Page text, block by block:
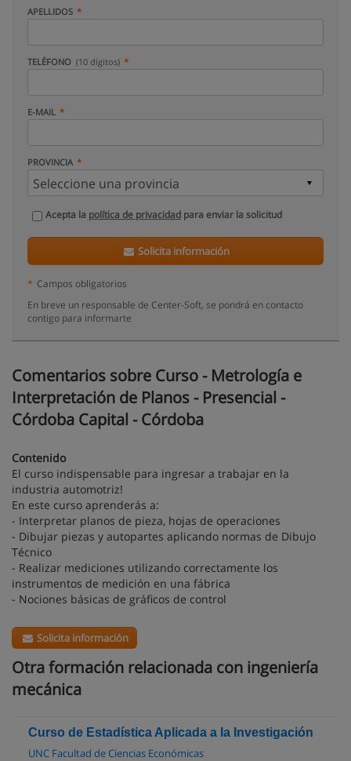
APELLIDOS
TELÉFONO (10 dígitos)
E-MAIL
PROVINCIA
Acepta la política de privacidad para enviar la solicitud
Solicita información
* Campos obligatorios
En breve un responsable de Center-Soft, se pondrá en contacto
contigo para informarte
Comentarios sobre Curso - Metrología e
Interpretación de Planos - Presencial -
Córdoba Capital - Córdoba
Contenido
El curso indispensable para ingresar a trabajar en la
industria automotriz!
En este curso aprenderás a:
- Interpretar planos de pieza, hojas de operaciones
- Dibujar piezas y autopartes aplicando normas de Dibujo
Técnico
- Realizar mediciones utilizando correctamente los
instrumentos de medición en una fábrica
- Nociones básicas de gráficos de control
Solicita información
Otra formación relacionada con ingeniería
mecánica
Curso de Estadística Aplicada a la Investigación
UNC Facultad de Ciencias Económicas